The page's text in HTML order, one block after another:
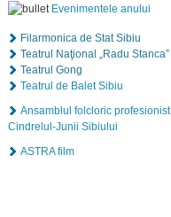
Evenimentele anului
Filarmonica de Stat Sibiu
Teatrul Naţional „Radu Stanca”
Teatrul Gong
Teatrul de Balet Sibiu
Ansamblul folcloric profesionist
Cindrelul-Junii Sibiului
ASTRA film